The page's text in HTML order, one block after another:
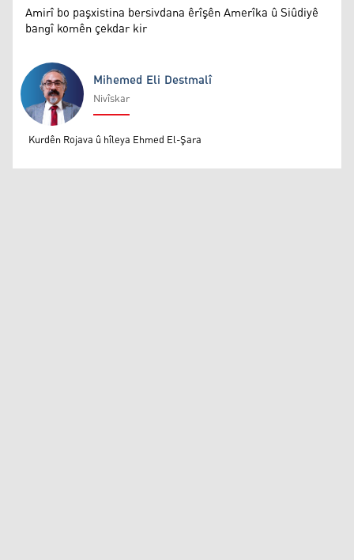
Amirî bo paşxistina bersivdana êrîşên Amerîka û Siûdiyê
bangî komên çekdar kir
Mihemed Eli Destmalî
Mihemed Eli Destmalî
Nivîskar
Kurdên Rojava û hîleya Ehmed El-Şara